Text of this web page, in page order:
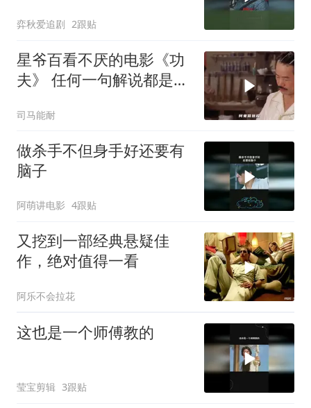
弈秋爱追剧 2跟贴
星爷百看不厌的电影《功
夫》 任何一句解说都是对
司马能耐
做杀手不但身手好还要有
脑子
阿萌讲电影 4跟贴
又挖到一部经典悬疑佳
作，绝对值得一看
阿乐不会拉花
这也是一个师傅教的
莹宝剪辑 3跟贴